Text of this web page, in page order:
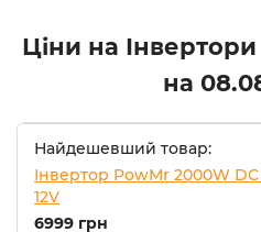
Ціни на Інвертори
на
Найдешевший товар:
Інвертор PowMr 2000W DC
12V
6999 грн